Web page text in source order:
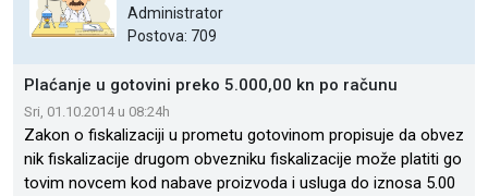
Administrator
Postova: 709
Plaćanje u gotovini preko 5.000,00 kn po računu
Sri, 01.10.2014 u 08:24h
Zakon o fiskalizaciji u prometu gotovinom propisuje da obvez
nik fiskalizacije drugom obvezniku fiskalizacije može platiti go
tovim novcem kod nabave proizvoda i usluga do iznosa 5.00